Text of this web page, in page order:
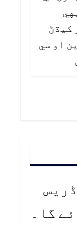
کيڏڻ
او سي
گا۔